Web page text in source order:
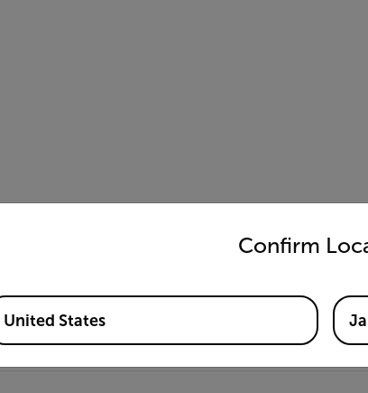
細
Confirm
your preferred country and language from the options
Locations
United States